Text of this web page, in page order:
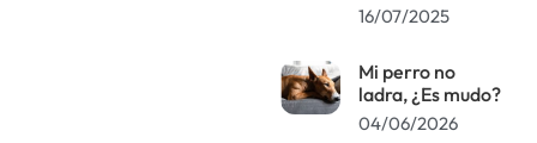
16/07/2025
Mi perro no
ladra, ¿Es mudo?
04/06/2026